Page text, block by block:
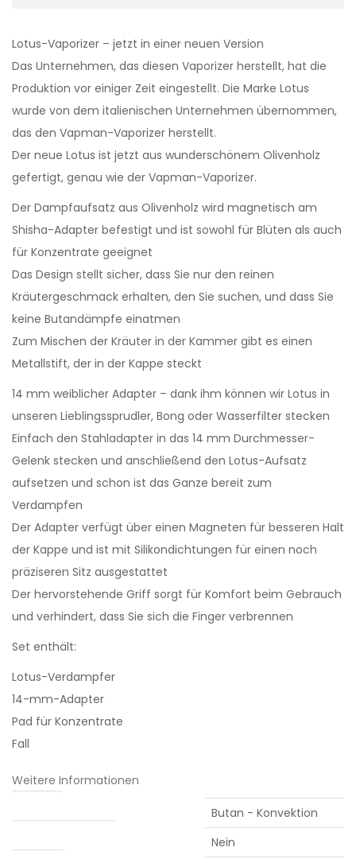
Lotus-Vaporizer – jetzt in einer neuen Version
Das Unternehmen, das diesen Vaporizer herstellt, hat die
Produktion vor einiger Zeit eingestellt. Die Marke Lotus
wurde von dem italienischen Unternehmen übernommen,
das den Vapman-Vaporizer herstellt.
Der neue Lotus ist jetzt aus wunderschönem Olivenholz
gefertigt, genau wie der Vapman-Vaporizer.
Der Dampfaufsatz aus Olivenholz wird magnetisch am
Shisha-Adapter befestigt und ist sowohl für Blüten als auch
für Konzentrate geeignet
Das Design stellt sicher, dass Sie nur den reinen
Kräutergeschmack erhalten, den Sie suchen, und dass Sie
keine Butandämpfe einatmen
Zum Mischen der Kräuter in der Kammer gibt es einen
Metallstift, der in der Kappe steckt
14 mm weiblicher Adapter – dank ihm können wir Lotus in
unseren Lieblingssprudler, Bong oder Wasserfilter stecken
Einfach den Stahladapter in das 14 mm Durchmesser-
Gelenk stecken und anschließend den Lotus-Aufsatz
aufsetzen und schon ist das Ganze bereit zum
Verdampfen
Der Adapter verfügt über einen Magneten für besseren Halt
der Kappe und ist mit Silikondichtungen für einen noch
präziseren Sitz ausgestattet
Der hervorstehende Griff sorgt für Komfort beim Gebrauch
und verhindert, dass Sie sich die Finger verbrennen
Set enthält:
Lotus-Verdampfer
14-mm-Adapter
Pad für Konzentrate
Fall
Weitere Informationen
Butan - Konvektion
Nein